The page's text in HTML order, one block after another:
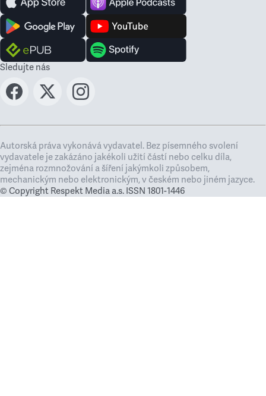
Sledujte nás
Autorská práva vykonává vydavatel. Bez písemného svolení
vydavatele je zakázáno jakékoli užití částí nebo celku díla,
zejména rozmnožování a šíření jakýmkoli způsobem,
mechanickým nebo elektronickým, v českém nebo jiném jazyce.
© Copyright Respekt Media a.s. ISSN 1801-1446